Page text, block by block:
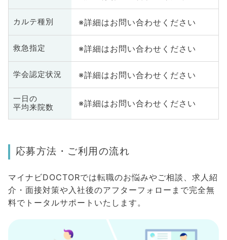
カルテ種別 ※詳細はお問い合わせください
救急指定 ※詳細はお問い合わせください
学会認定状況 ※詳細はお問い合わせください
一日の
平均来院数
※詳細はお問い合わせください
応募方法・ご利用の流れ
マイナビDOCTORでは転職のお悩みやご相談、求人紹
介・面接対策や入社後のアフターフォローまで完全無
料でトータルサポートいたします。